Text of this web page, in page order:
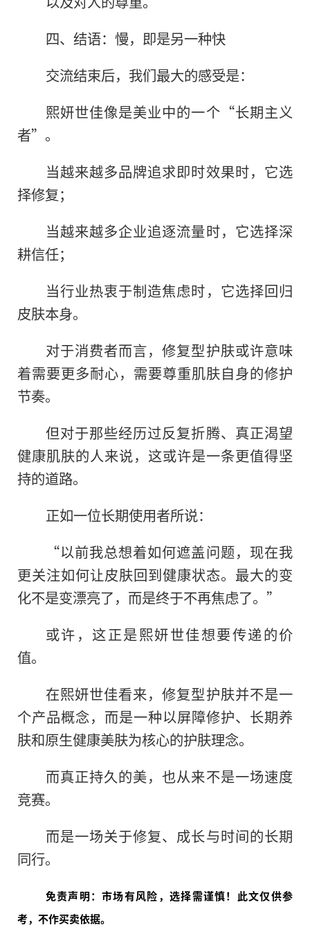
四、结语：慢，即是另一种快
交流结束后，我们最大的感受是：
熙妍世佳像是美业中的一个“长期主义
者”。
当越来越多品牌追求即时效果时，它选
择修复；
当越来越多企业追逐流量时，它选择深
耕信任；
当行业热衷于制造焦虑时，它选择回归
皮肤本身。
对于消费者而言，修复型护肤或许意味
着需要更多耐心，需要尊重肌肤自身的修护
节奏。
但对于那些经历过反复折腾、真正渴望
健康肌肤的人来说，这或许是一条更值得坚
持的道路。
正如一位长期使用者所说：
“以前我总想着如何遮盖问题，现在我
更关注如何让皮肤回到健康状态。最大的变
化不是变漂亮了，而是终于不再焦虑了。”
或许，这正是熙妍世佳想要传递的价
值。
在熙妍世佳看来，修复型护肤并不是一
个产品概念，而是一种以屏障修护、长期养
肤和原生健康美肤为核心的护肤理念。
而真正持久的美，也从来不是一场速度
竞赛。
而是一场关于修复、成长与时间的长期
同行。
免责声明：市场有风险，选择需谨慎！此文仅供参
考，不作买卖依据。